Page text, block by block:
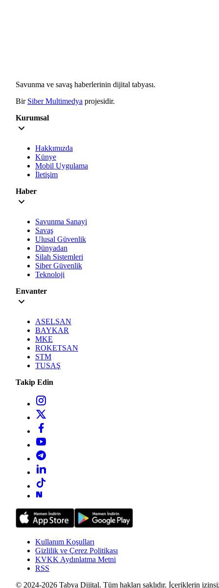
Savunma ve savaş haberlerinin dijital tabyası.
Bir Siber Multimedya projesidir.
Kurumsal
Hakkımızda
Künye
Mobil Uygulama
İletişim
Haber
Savunma Sanayi
Savaş
Ulusal Güvenlik
Dünyadan
Silah Sistemleri
Siber Güvenlik
Teknoloji
Envanter
ASELSAN
BAYKAR
MKE
ROKETSAN
STM
TUSAŞ
Takip Edin
Kullanım Koşulları
Gizlilik ve Çerez Politikası
KVKK Aydınlatma Metni
RSS
© 2024-2026 Tabya Dijital. Tüm hakları saklıdır. İçeriklerin